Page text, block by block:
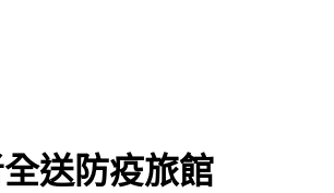
送防疫旅館